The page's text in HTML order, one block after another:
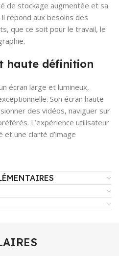
de stockage augmentée et sa
répond aux besoins des
que ce soit pour le travail, le
haute définition
écran large et lumineux,
Son écran haute
des vidéos, naviguer sur
L’expérience utilisateur
une clarté d’image